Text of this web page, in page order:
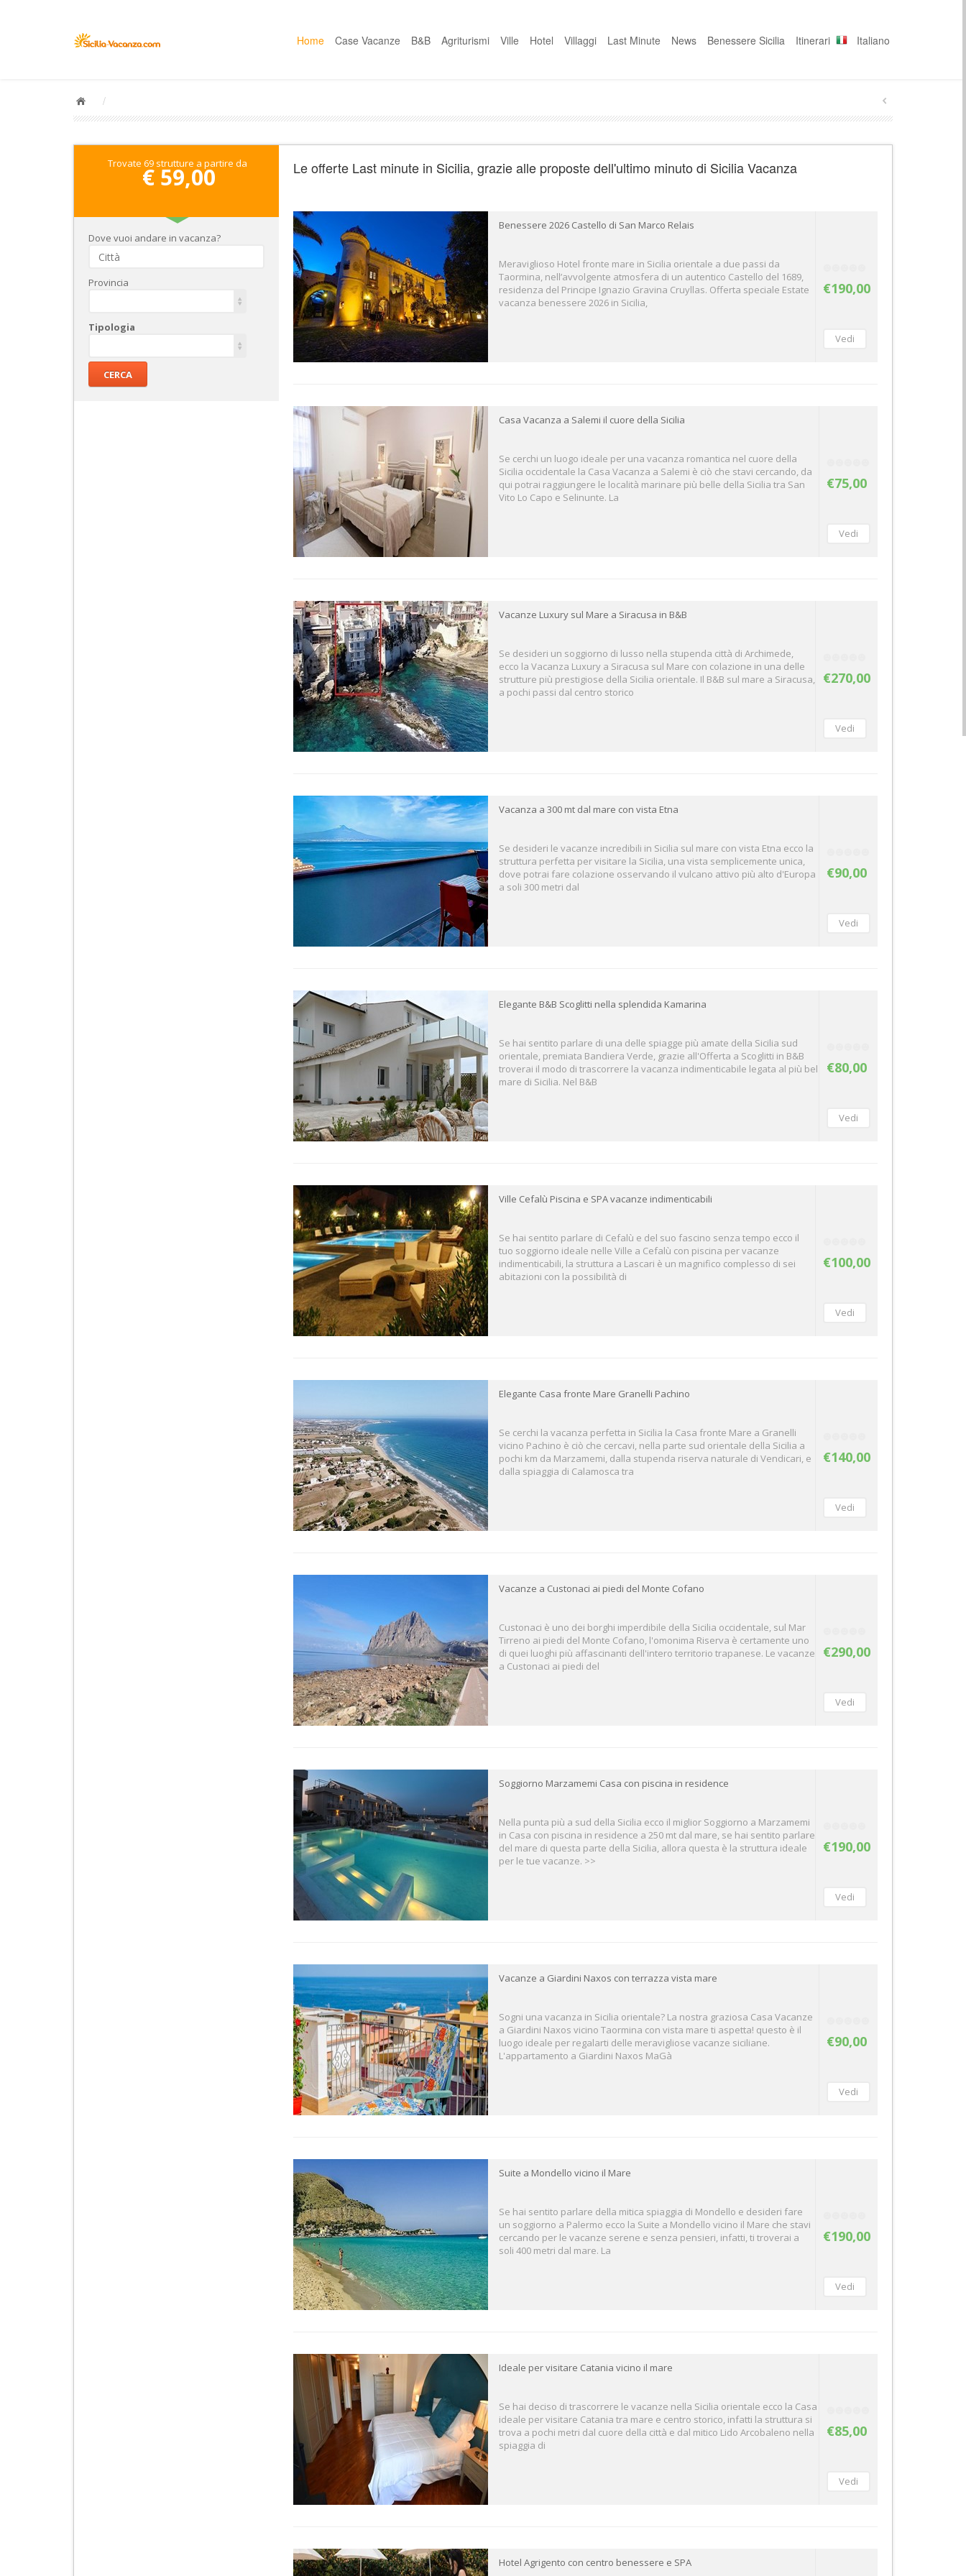
Home Case Vacanze B&B Agriturismi Ville Hotel Villaggi Last Minute News Benessere Sicilia Itinerari Italiano
/
Trovate 69 strutture a partire da
€ 59,00
Dove vuoi andare in vacanza?
Provincia
Tipologia
Le offerte Last minute in Sicilia, grazie alle proposte dell'ultimo minuto di Sicilia Vacanza
€190,00
Benessere 2026 Castello di San Marco Relais
Meraviglioso Hotel fronte mare in Sicilia orientale a due passi da
Taormina, nell’avvolgente atmosfera di un autentico Castello del 1689,
residenza del Principe Ignazio Gravina Cruyllas. Offerta speciale Estate
vacanza benessere 2026 in Sicilia,
€75,00
Casa Vacanza a Salemi il cuore della Sicilia
Se cerchi un luogo ideale per una vacanza romantica nel cuore della
Sicilia occidentale la Casa Vacanza a Salemi è ciò che stavi cercando, da
qui potrai raggiungere le località marinare più belle della Sicilia tra San
Vito Lo Capo e Selinunte. La
€270,00
Vacanze Luxury sul Mare a Siracusa in B&B
Se desideri un soggiorno di lusso nella stupenda città di Archimede,
ecco la Vacanza Luxury a Siracusa sul Mare con colazione in una delle
strutture più prestigiose della Sicilia orientale. Il B&B sul mare a Siracusa,
a pochi passi dal centro storico
€90,00
Vacanza a 300 mt dal mare con vista Etna
Se desideri le vacanze incredibili in Sicilia sul mare con vista Etna ecco la
struttura perfetta per visitare la Sicilia, una vista semplicemente unica,
dove potrai fare colazione osservando il vulcano attivo più alto d'Europa
a soli 300 metri dal
€80,00
Elegante B&B Scoglitti nella splendida Kamarina
Se hai sentito parlare di una delle spiagge più amate della Sicilia sud
orientale, premiata Bandiera Verde, grazie all'Offerta a Scoglitti in B&B
troverai il modo di trascorrere la vacanza indimenticabile legata al più bel
mare di Sicilia. Nel B&B
€100,00
Ville Cefalù Piscina e SPA vacanze indimenticabili
Se hai sentito parlare di Cefalù e del suo fascino senza tempo ecco il
tuo soggiorno ideale nelle Ville a Cefalù con piscina per vacanze
indimenticabili, la struttura a Lascari è un magnifico complesso di sei
abitazioni con la possibilità di
€140,00
Elegante Casa fronte Mare Granelli Pachino
Se cerchi la vacanza perfetta in Sicilia la Casa fronte Mare a Granelli
vicino Pachino è ciò che cercavi, nella parte sud orientale della Sicilia a
pochi km da Marzamemi, dalla stupenda riserva naturale di Vendicari, e
dalla spiaggia di Calamosca tra
€290,00
Vacanze a Custonaci ai piedi del Monte Cofano
Custonaci è uno dei borghi imperdibile della Sicilia occidentale, sul Mar
Tirreno ai piedi del Monte Cofano, l'omonima Riserva è certamente uno
di quei luoghi più affascinanti dell'intero territorio trapanese. Le vacanze
a Custonaci ai piedi del
€190,00
Soggiorno Marzamemi Casa con piscina in residence
Nella punta più a sud della Sicilia ecco il miglior Soggiorno a Marzamemi
in Casa con piscina in residence a 250 mt dal mare, se hai sentito parlare
del mare di questa parte della Sicilia, allora questa è la struttura ideale
per le tue vacanze. >>
€90,00
Vacanze a Giardini Naxos con terrazza vista mare
Sogni una vacanza in Sicilia orientale? La nostra graziosa Casa Vacanze
a Giardini Naxos vicino Taormina con vista mare ti aspetta! questo è il
luogo ideale per regalarti delle meravigliose vacanze siciliane.
L'appartamento a Giardini Naxos MaGà
€190,00
Suite a Mondello vicino il Mare
Se hai sentito parlare della mitica spiaggia di Mondello e desideri fare
un soggiorno a Palermo ecco la Suite a Mondello vicino il Mare che stavi
cercando per le vacanze serene e senza pensieri, infatti, ti troverai a
soli 400 metri dal mare. La
€85,00
Ideale per visitare Catania vicino il mare
Se hai deciso di trascorrere le vacanze nella Sicilia orientale ecco la Casa
ideale per visitare Catania tra mare e centro storico, infatti la struttura si
trova a pochi metri dal cuore della città e dal mitico Lido Arcobaleno nella
spiaggia di
Hotel Agrigento con centro benessere e SPA